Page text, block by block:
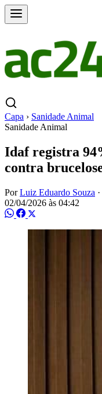
Capa › Sanidade Animal
Sanidade Animal
Idaf registra
contra
PorLuiz Eduardo Souza ·
02/04/2026 às 04:42